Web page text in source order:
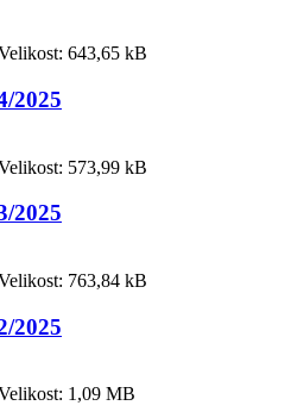
643,65 kB
2025
573,99 kB
2025
763,84 kB
2025
1,09 MB